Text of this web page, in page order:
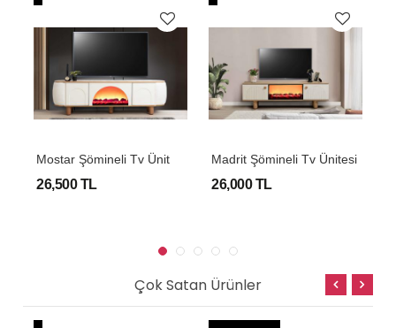
26,500 TL
Madrit Şömineli Tv Ünitesi
26,000 TL
Çok Satan Ürünler